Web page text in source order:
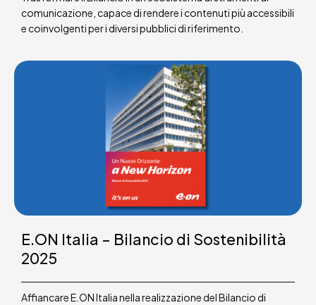
comunicazione, capace di rendere i contenuti più accessibili
e coinvolgenti per i diversi pubblici di riferimento.
E.ON Italia – Bilancio di Sostenibilità
2025
Affiancare E.ON Italia nella realizzazione del Bilancio di